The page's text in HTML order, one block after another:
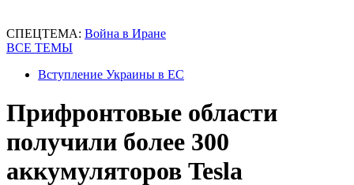
СПЕЦТЕМА: Война в Иране
ВСЕ ТЕМЫ
Вступление Украины в ЕС
Прифронтовые области
получили более 300
аккумуляторов Tesla